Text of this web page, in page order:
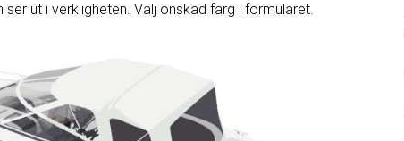
ser ut i verkligheten. Välj önskad färg i formuläret.